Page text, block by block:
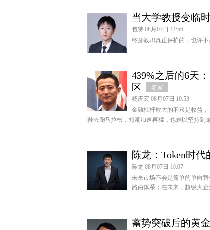
当大学教授变临
包特 08月07日 11:56
终身教职真正保护的，也许
439%之后的6天
区
名家
杨庆宏 08月07日 10:53
金融杠杆放大的不只是收益
鞋去跑马拉松，短期加速再猛，也难以坚持到
陈龙：Token时
陈龙 08月07日 10:07
未来市场不会是简单的单向
路由体系；在未来，超级大
蓄势突破后的黄金